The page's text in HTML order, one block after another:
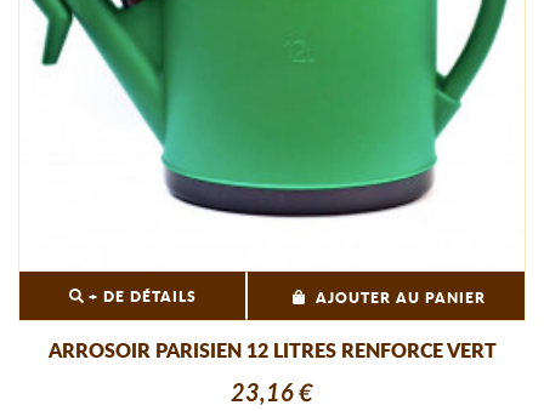
+ DE DÉTAILS AJOUTER AU PANIER
ARROSOIR PARISIEN 12 LITRES RENFORCE VERT
23,16 €